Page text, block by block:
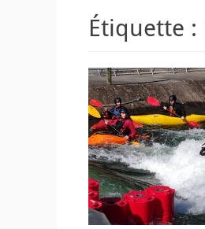
Étiquette :